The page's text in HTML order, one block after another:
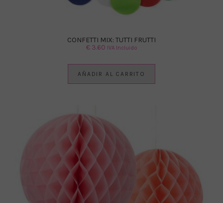
CONFETTI MIX: TUTTI FRUTTI
€3.60 IVA Incluido
AÑADIR AL CARRITO